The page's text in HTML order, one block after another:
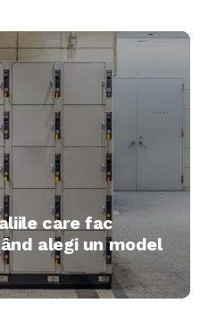
care fac
alegi un model